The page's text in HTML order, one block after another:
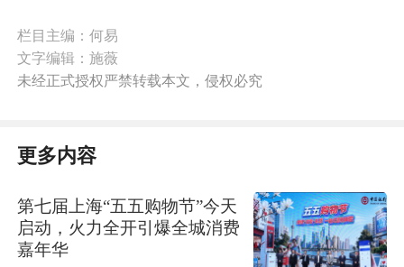
栏目主编：何易
文字编辑：施薇
未经正式授权严禁转载本文，侵权必究
更多内容
第七届上海“五五购物节”今天
启动，火力全开引爆全城消费
嘉年华